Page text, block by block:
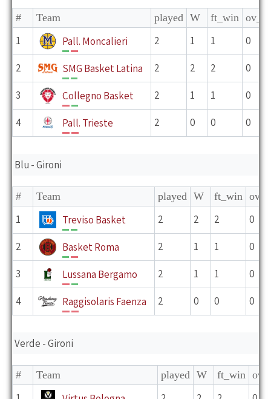
# Team played W ft_win
1 Pall. Moncalieri
V P
2 1 1 0
2 SMG Basket Latina
V V
2 2 2 0
3 Collegno Basket
P V
2 1 1 0
4 Pall. Trieste
P P
2 0 0 0
Blu - Gironi
# Team played W ft_win
1 Treviso Basket
V V
2 2 2 0
2 Basket Roma
V P
2 1 1 0
3 Lussana Bergamo
P V
2 1 1 0
4 Raggisolaris Faenza
P P
2 0 0 0
Verde - Gironi
# Team played W ft_win